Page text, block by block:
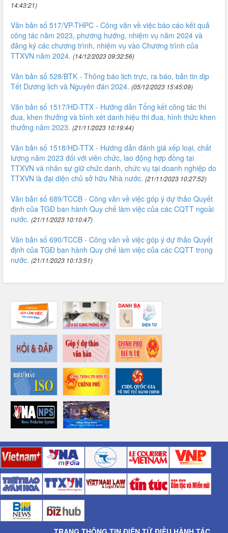
14:43:21)
Văn bản số 517/VP-THPC - Công văn về việc báo cáo kết quả
công tác năm 2023, phương hướng, nhiệm vụ năm 2024 và
đăng ký các chương trình, nhiệm vụ vào Chương trình của
TTXVN năm 2024. (14/12/2023 09:32:56)
Văn bản số 528/BTK - Thông báo lịch trực, ra báo, bản tin dịp
Tết Dương lịch và Nguyên đán 2024. (05/12/2023 15:45:09)
Văn bản số 1517/HD-TTX - Hướng dẫn Tổng kết công tác thi
đua, khen thưởng và bình xét danh hiệu thi đua, hình thức khen
thưởng năm 2023. (21/11/2023 10:19:44)
Văn bản số 1518/HD-TTX - Hướng dẫn đánh giá xếp loại, chất
lượng năm 2023 đối với viên chức, lao động hợp đồng tại
TTXVN và nhân sự giữ chức danh, chức vụ tại doanh nghiệp do
TTXVN là đại diện chủ sở hữu Nhà nước. (21/11/2023 10:27:52)
Văn bản số 689/TCCB - Công văn về việc góp ý dự thảo Quyết
định của TGĐ ban hành Quy chế làm việc của các CQTT ngoài
nước. (21/11/2023 10:10:47)
Văn bản số 690/TCCB - Công văn về việc góp ý dự thảo Quyết
định của TGĐ ban hành Quy chế làm việc của các CQTT trong
nước. (21/11/2023 10:13:51)